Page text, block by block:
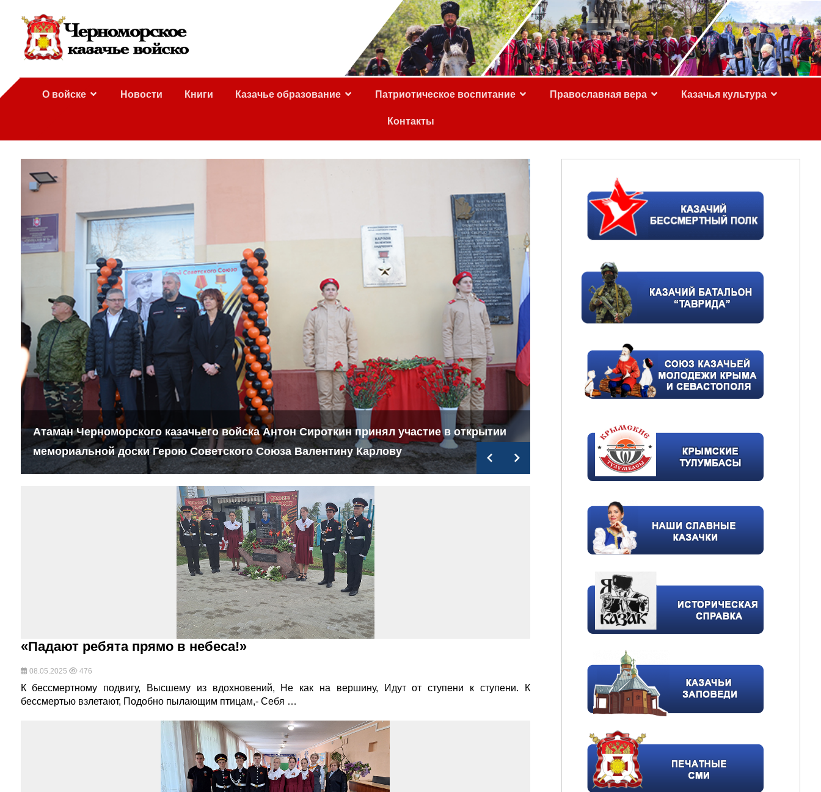
О войске Новости Книги Казачье образование Патриотическое воспитание Православная вера Казачья культура
Контакты
Атаман Черноморского казачьего войска Антон Сироткин принял участие в открытии
мемориальной доски Герою Советского Союза Валентину Карлову
Севастопольские казаки продолжают
«Падают ребята прямо в небеса!»
08.05.2025 476
К бессмертному подвигу, Высшему из вдохновений, Не как на вершину, Идут от ступени к ступени. К
бессмертью взлетают, Подобно пылающим птицам,- Себя …